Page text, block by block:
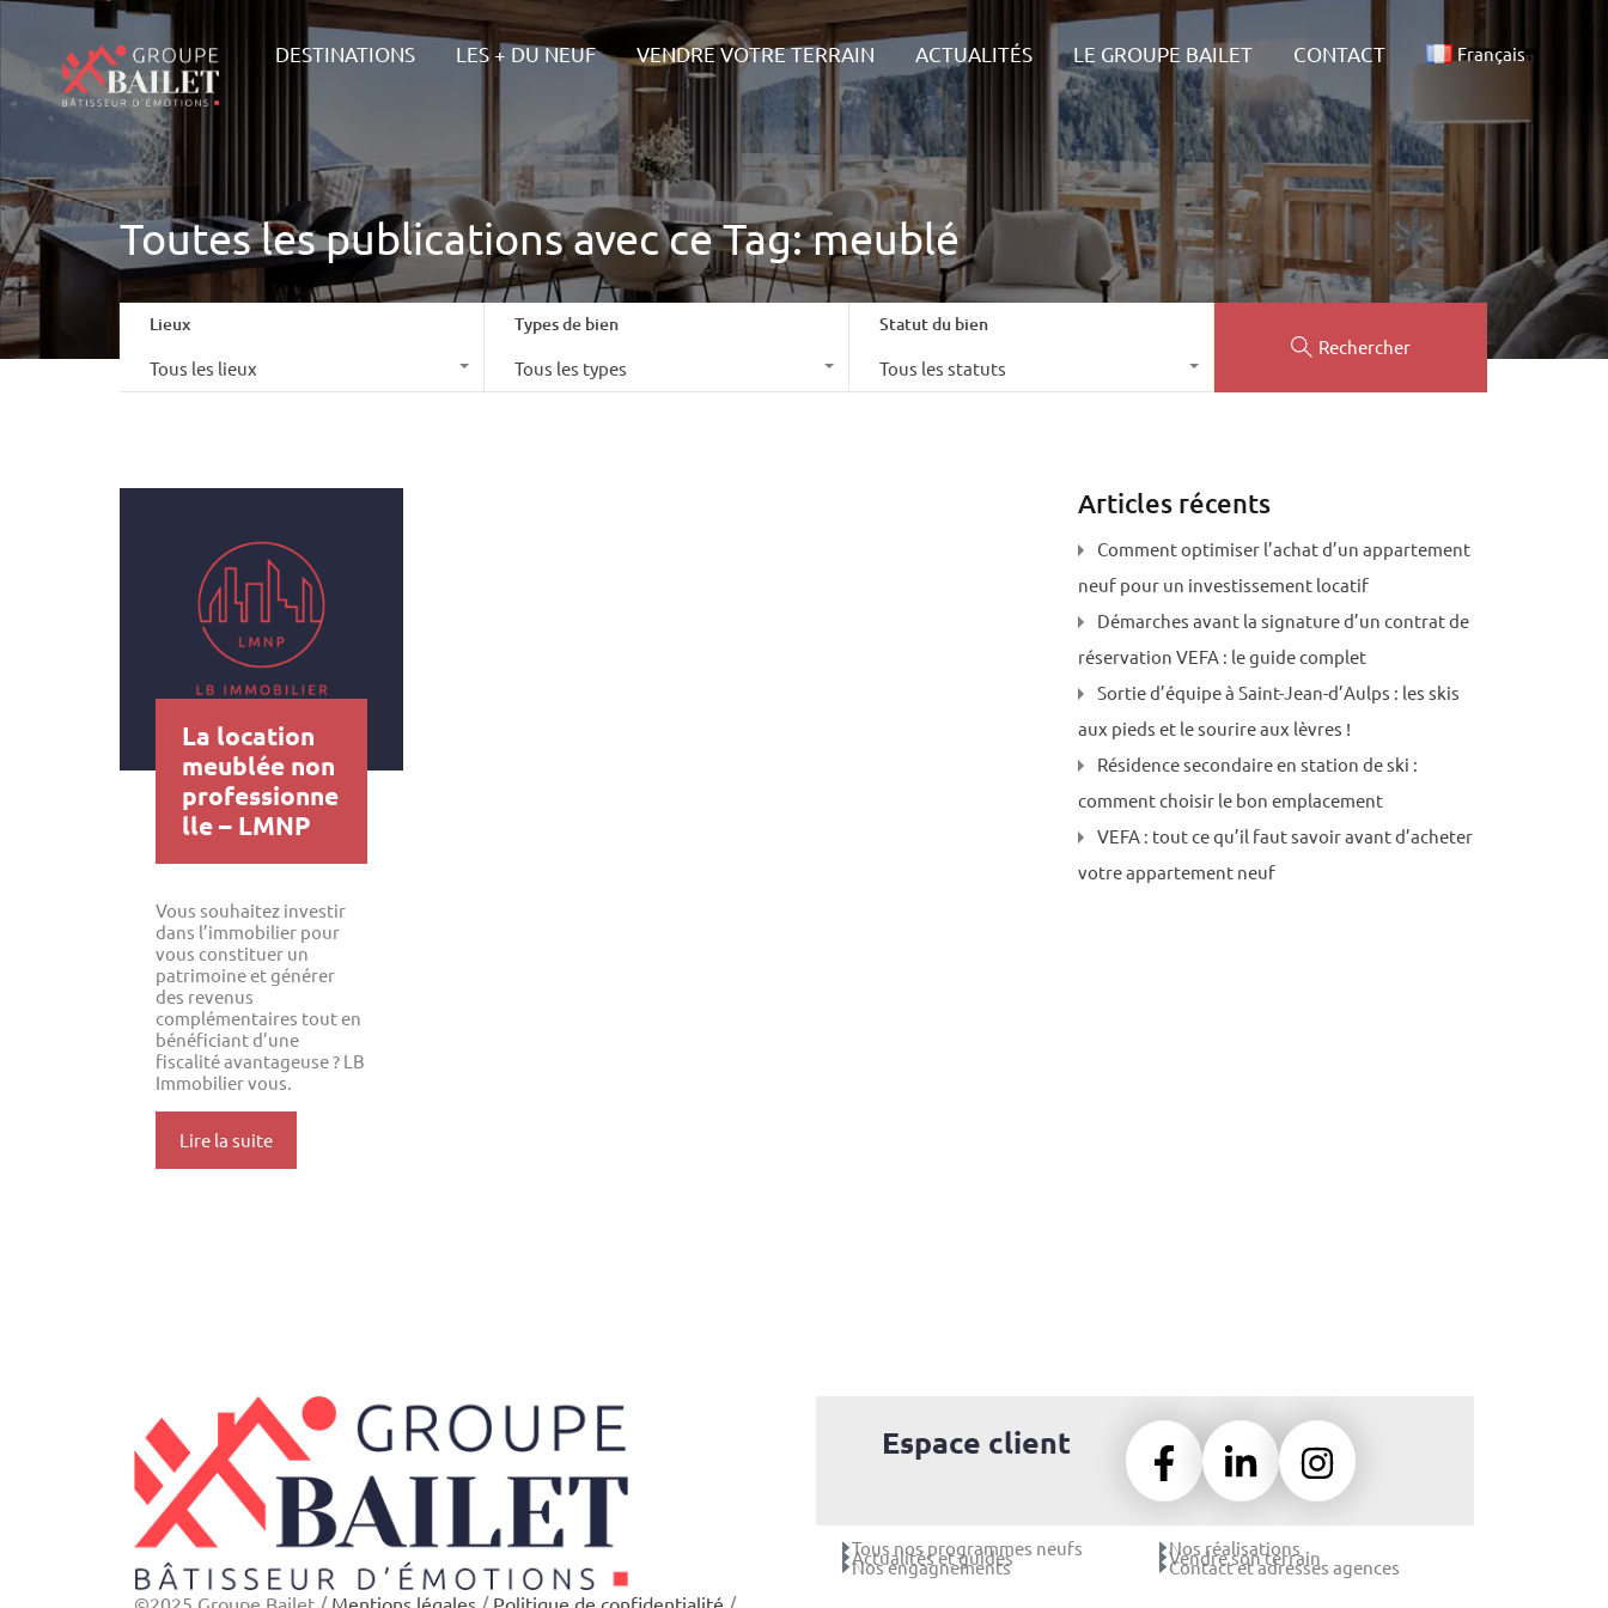
DESTINATIONS LES + DU NEUF VENDRE VOTRE TERRAIN ACTUALITÉS LE GROUPE BAILET CONTACT Français
DESTINATIONS LES + DU NEUF VENDRE VOTRE TERRAIN ACTUALITÉS LE GROUPE BAILET CONTACT Français
Toutes les publications avec ce Tag: meublé
Lieux
Tous les lieux
Types de bien
Tous les types
Statut du bien
Tous les statuts
Rechercher
La location
meublée non
professionne
lle – LMNP
Vous souhaitez investir
dans l’immobilier pour
vous constituer un
patrimoine et générer
des revenus
complémentaires tout en
bénéficiant d’une
fiscalité avantageuse ? LB
Immobilier vous.
Lire la suite
Articles récents
Comment optimiser l’achat d’un appartement
neuf pour un investissement locatif
Démarches avant la signature d’un contrat de
réservation VEFA : le guide complet
Sortie d’équipe à Saint-Jean-d’Aulps : les skis
aux pieds et le sourire aux lèvres !
Résidence secondaire en station de ski :
comment choisir le bon emplacement
VEFA : tout ce qu’il faut savoir avant d’acheter
votre appartement neuf
Espace client
Tous nos programmes neufs
Actualités et guides
Nos engagnements
Nos réalisations
Vendre son terrain
Contact et adresses agences